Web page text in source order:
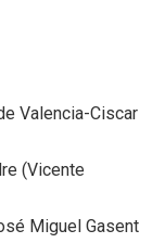
Valencia-Ciscar
(Vicente
Miguel Gasent